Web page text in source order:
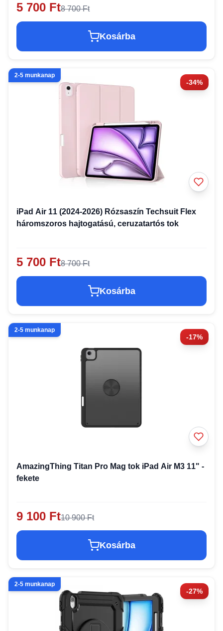
5 700 Ft8 700 Ft
Kosárba
-34%
2-5 munkanap
iPad Air 11 (2024-2026) Rózsaszín Techsuit Flex
háromszoros hajtogatású, ceruzatartós tok
5 700 Ft8 700 Ft
Kosárba
-17%
2-5 munkanap
AmazingThing Titan Pro Mag tok iPad Air M3 11" -
fekete
9 100 Ft10 900 Ft
Kosárba
-27%
2-5 munkanap